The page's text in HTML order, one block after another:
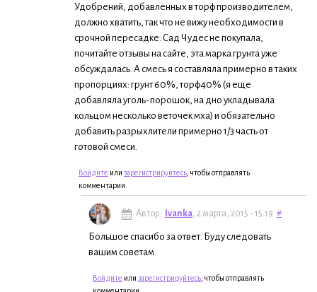
Удобрений, добавленных в торф производителем,
должно хватить, так что не вижу необходимости в
срочной пересадке. Сад Чудес не покупала,
почитайте отзывы на сайте, эта марка грунта уже
обсуждалась. А смесь я составляла примерно в таких
пропорциях: грунт 60%, торф40% (я еще
добавляла уголь-порошок, на дно укладывала
кольцом несколько веточек мха) и обязательно
добавить разрыхлители примерно 1/3 часть от
готовой смеси.
Войдите или зарегистрируйтесь , чтобы отправлять
комментарии
Автор: Ivanka, 2 марта, 2015 - 15:19 #
Большое спасибо за ответ. Буду следовать
вашим советам.
Войдите или зарегистрируйтесь , чтобы отправлять
комментарии